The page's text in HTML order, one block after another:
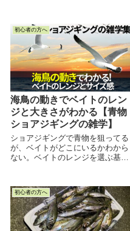
と化した名作ルアー 生産も安定し
て...
初心者の方へ
海鳥の動きでベイトのレン
ジと大きさがわかる【青物
ショアジギングの雑学】
ショアジギングで青物を狙ってる
が、ベイトがどこにいるかわから
ない。ベイトのレンジを選ぶ基準
という人は海鳥をよく観察してみ
てください。この記事を読めば、
海鳥の動きを見るだけで、ルアー
で狙うレンジとルアーの最適なサ
イズがわかるかもしれません！
初心者の方へ